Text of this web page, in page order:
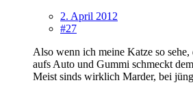
2. April 2012
#27
Also wenn ich meine Katze so
aufs Auto und Gummi schmeckt
Meist sinds wirklich Marder, bei